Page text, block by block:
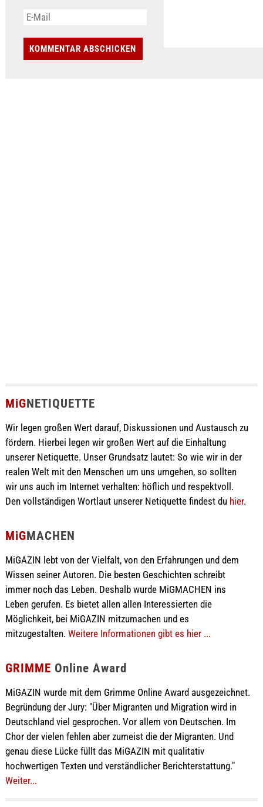
MiGNETIQUETTE
Wir legen großen Wert darauf, Diskussionen und Austausch zu
fördern. Hierbei legen wir großen Wert auf die Einhaltung
unserer Netiquette. Unser Grundsatz lautet: So wie wir in der
realen Welt mit den Menschen um uns umgehen, so sollten
wir uns auch im Internet verhalten: höflich und respektvoll.
Den vollständigen Wortlaut unserer Netiquette findest du hier.
MiGMACHEN
MiGAZIN lebt von der Vielfalt, von den Erfahrungen und dem
Wissen seiner Autoren. Die besten Geschichten schreibt
immer noch das Leben. Deshalb wurde MiGMACHEN ins
Leben gerufen. Es bietet allen allen Interessierten die
Möglichkeit, bei MiGAZIN mitzumachen und es
mitzugestalten. Weitere Informationen gibt es hier ...
GRIMME Online Award
MiGAZIN wurde mit dem Grimme Online Award ausgezeichnet.
Begründung der Jury: "Über Migranten und Migration wird in
Deutschland viel gesprochen. Vor allem von Deutschen. Im
Chor der vielen fehlen aber zumeist die der Migranten. Und
genau diese Lücke füllt das MiGAZIN mit qualitativ
hochwertigen Texten und verständlicher Berichterstattung."
Weiter...